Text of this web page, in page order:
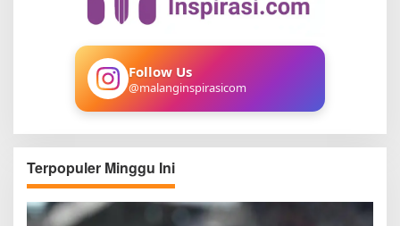
Follow Us
@malanginspirasicom
Terpopuler Minggu Ini